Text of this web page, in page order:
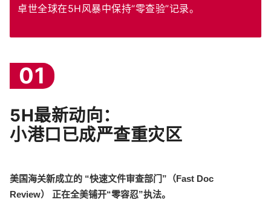
卓世全球在5H风暴中保持“零查验”记录。
01
5H最新动向：
小港口已成严查重灾区
美国海关新成立的 “快速文件审查部门”（Fast Doc
Review）
正在全美铺开“零容忍”执法。